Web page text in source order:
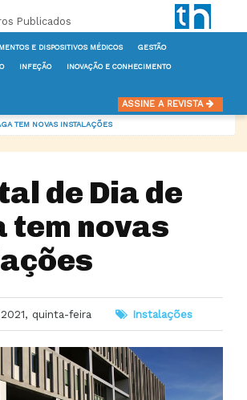
Publicados
E DISPOSITIVOS MÉDICOS GESTÃO
INFEÇÃO INOVAÇÃO E CONHECIMENTO
ASSINE A REVISTA
TEM NOVAS INSTALAÇÕES
de Dia de
tem novas
quinta-feira Instalações